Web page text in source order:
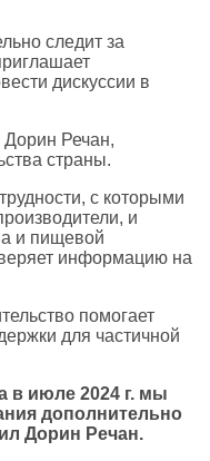
следит за
дискуссии в
Речан,
страны.
с которыми
и
и пищевой
информацию на
помогает
для частичной
в июле 2024 г. мы
дополнительно
Дорин Речан.